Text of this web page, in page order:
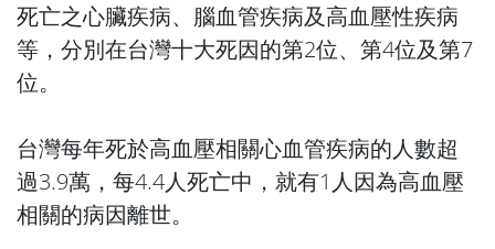
死亡之心臟疾病、腦血管疾病及高血壓性疾病
等，分別在台灣十大死因的第2位、第4位及第7
位。
台灣每年死於高血壓相關心血管疾病的人數超
過3.9萬，每4.4人死亡中，就有1人因為高血壓
相關的病因離世。